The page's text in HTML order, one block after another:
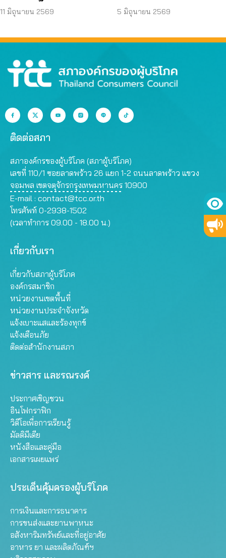
พบยังไม่แก้ไข ปล่อยผู้
11 มิถุนายน 2569
ผังเมืองรวม กทม. ฉบับ
5 มิถุนายน 2569
ติดต่อสภา
สภาองค์กรของผู้บริโภค (สภาผู้บริโภค)
เลขที่ 110/1 ซอยลาดพร้าว 26 แยก 1-2 ถนนลาดพร้าว แขวง
จอมพล เขตจตุจักรกรุงเทพมหานคร 10900
E-mail : contact@tcc.or.th
โทรศัพท์ 0-2938-1502
(เวลาทำการ 09.00 - 18.00 น.)
เกี่ยวกับเรา
เกี่ยวกับสภาผู้บริโภค
องค์กรสมาชิก
หน่วยงานเขตพื้นที่
หน่วยงานประจำจังหวัด
แจ้งเบาะแสและร้องทุกข์
แจ้งเตือนภัย
ติดต่อสำนักงานสภา
ข่าวสาร และรณรงค์
ประกาศเชิญชวน
อินโฟกราฟิก
วิดีโอเพื่อการเรียนรู้
มัลติมีเดีย
หนังสือและคู่มือ
เอกสารเผยแพร่
ประเด็นคุ้มครองผู้บริโภค
การเงินและการธนาคาร
การขนส่งและยานพาหนะ
อสังหาริมทรัพย์และที่อยู่อาศัย
อาหาร ยา และผลิตภัณฑ์ฯ